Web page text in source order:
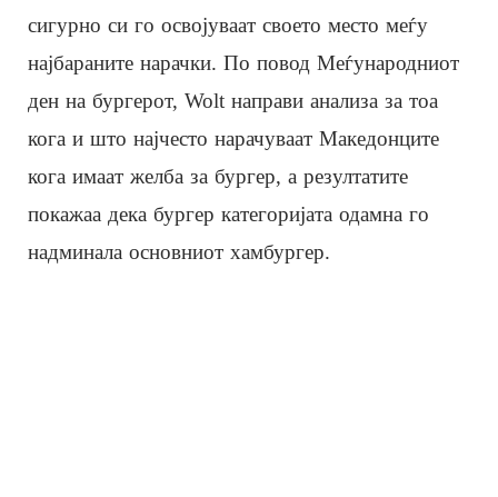
сигурно си го освојуваат своето место меѓу
најбараните нарачки. По повод Меѓународниот
ден на бургерот, Wolt направи анализа за тоа
кога и што најчесто нарачуваат Македонците
кога имаат желба за бургер, а резултатите
покажаа дека бургер категоријата одамна го
надминала основниот хамбургер.